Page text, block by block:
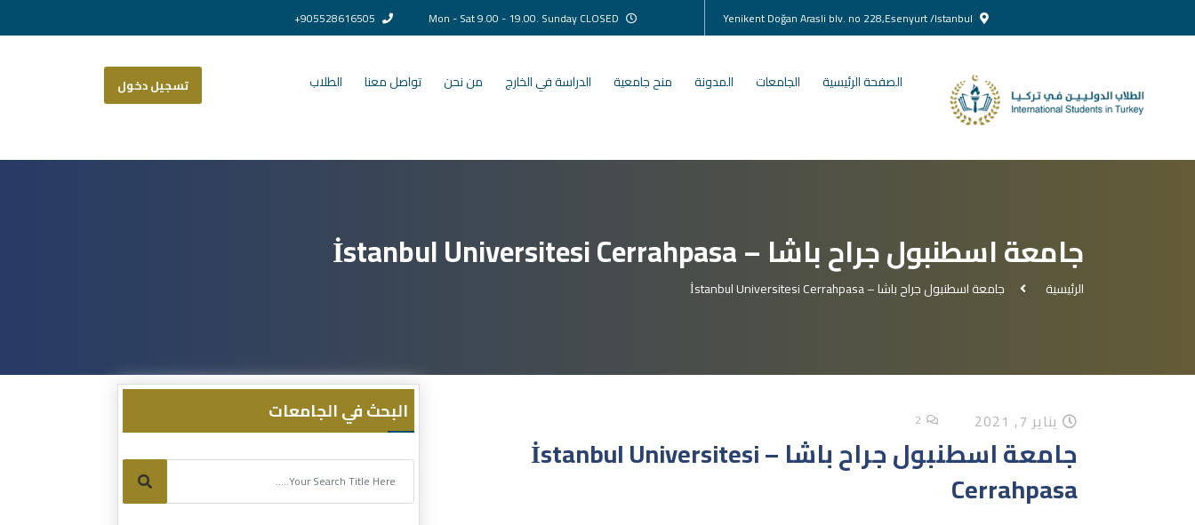
الصفحة الرئيسية الجامعات المدونة منح جامعية الدراسة في الخارج من نحن تواصل معنا الطلاب تسجيل دخول
جامعة اسطنبول جراح باشا – İstanbul Universitesi Cerrahpasa
الرئيسية جامعة اسطنبول جراح باشا – İstanbul Universitesi Cerrahpasa
يناير 7, 2021 2
جامعة اسطنبول جراح باشا – İstanbul Universitesi
Cerrahpasa
البحث في الجامعات